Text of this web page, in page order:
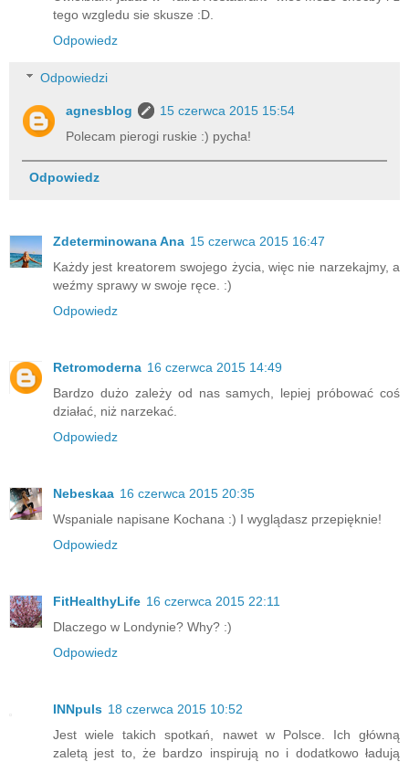
tego wzgledu sie skusze :D.
Odpowiedz
Odpowiedzi
agnesblog
15 czerwca 2015 15:54
Polecam pierogi ruskie :) pycha!
Odpowiedz
Zdeterminowana Ana 15 czerwca 2015 16:47
Każdy jest kreatorem swojego życia, więc nie narzekajmy, a
weźmy sprawy w swoje ręce. :)
Odpowiedz
Retromoderna 16 czerwca 2015 14:49
Bardzo dużo zależy od nas samych, lepiej próbować coś
działać, niż narzekać.
Odpowiedz
Nebeskaa 16 czerwca 2015 20:35
Wspaniale napisane Kochana :) I wyglądasz przepięknie!
Odpowiedz
FitHealthyLife 16 czerwca 2015 22:11
Dlaczego w Londynie? Why? :)
Odpowiedz
INNpuls 18 czerwca 2015 10:52
Jest wiele takich spotkań, nawet w Polsce. Ich główną
zaletą jest to, że bardzo inspirują no i dodatkowo ładują